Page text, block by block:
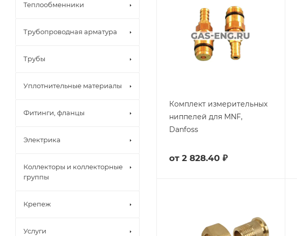
Комплект измерительных
ниппелей для MNF,
Danfoss
от 2 828.40 ₽
Теплообменники
Трубопроводная арматура
Трубы
Уплотнительные материалы
Фитинги, фланцы
Электрика
Коллекторы и коллекторные
группы
Крепеж
Услуги